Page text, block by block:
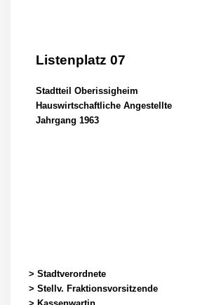
Listenplatz 07
Stadtteil Oberissigheim
Hauswirtschaftliche Angestellte
Jahrgang 1963
> Stadtverordnete
> Stellv. Fraktionsvorsitzende